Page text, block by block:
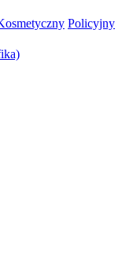
Policyjny